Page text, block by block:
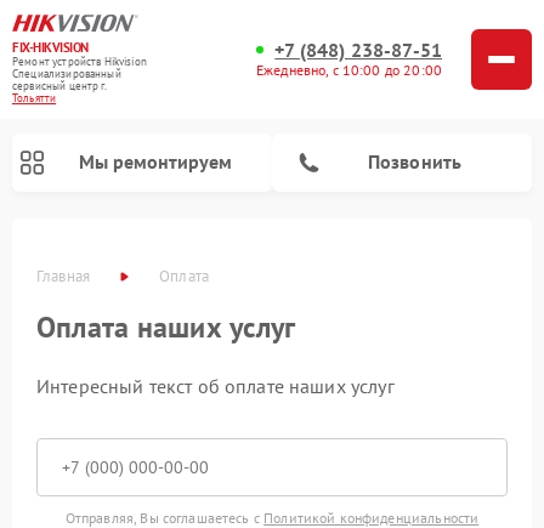
FIX-HIKVISION
Ремонт устройств Hikvision
Специализированный
cервисный центр г.
Тольятти
+7 (848) 238-87-51
Ежедневно, с 10:00 до 20:00
Мы ремонтируем Позвонить
Главная Оплата
Оплата наших услуг
Интересный текст об оплате наших услуг
Отправляя, Вы соглашаетесь с Политикой конфиденциальности